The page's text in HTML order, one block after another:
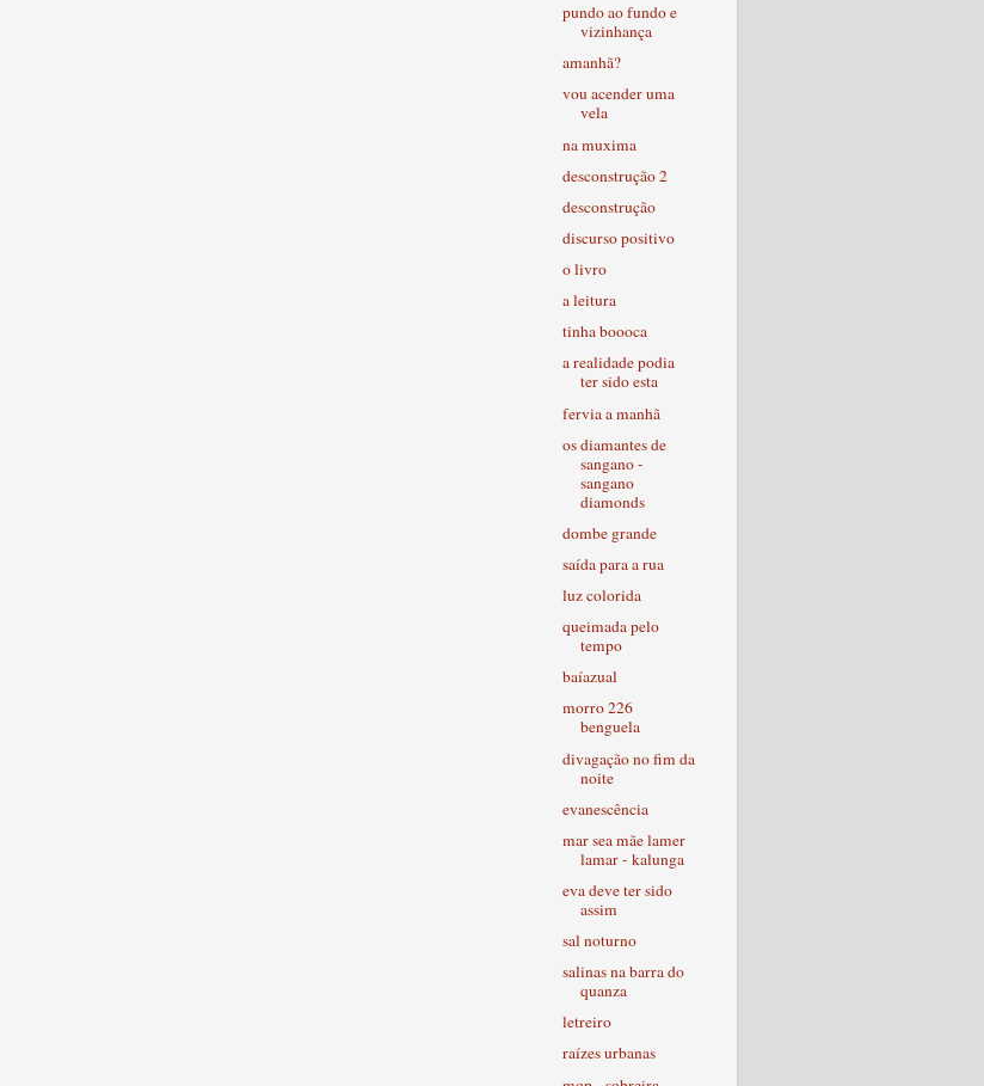
pundo ao fundo e
vizinhança
amanhã?
vou acender uma
vela
na muxima
desconstrução 2
desconstrução
discurso positivo
o livro
a leitura
tinha boooca
a realidade podia
ter sido esta
fervia a manhã
os diamantes de
sangano -
sangano
diamonds
dombe grande
saída para a rua
luz colorida
queimada pelo
tempo
baíazual
morro 226
benguela
divagação no fim da
noite
evanescência
mar sea mãe lamer
lamar - kalunga
eva deve ter sido
assim
sal noturno
salinas na barra do
quanza
letreiro
raízes urbanas